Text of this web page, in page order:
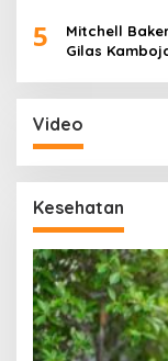
5
Mitchell
Gilas
Video
Kesehatan